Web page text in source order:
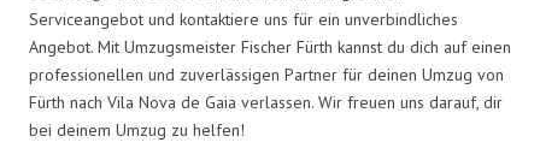
Serviceangebot und kontaktiere uns für ein unverbindliches
Angebot. Mit Umzugsmeister Fischer Fürth kannst du dich auf einen
professionellen und zuverlässigen Partner für deinen Umzug von
Fürth nach Vila Nova de Gaia verlassen. Wir freuen uns darauf, dir
bei deinem Umzug zu helfen!